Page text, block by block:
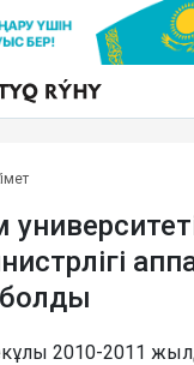
2010-2011